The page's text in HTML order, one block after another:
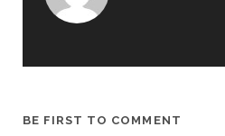
BE FIRST TO COMMENT